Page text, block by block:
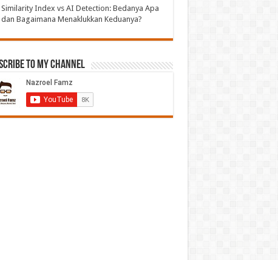
Similarity Index vs AI Detection: Bedanya Apa
dan Bagaimana Menaklukkan Keduanya?
to My Channel